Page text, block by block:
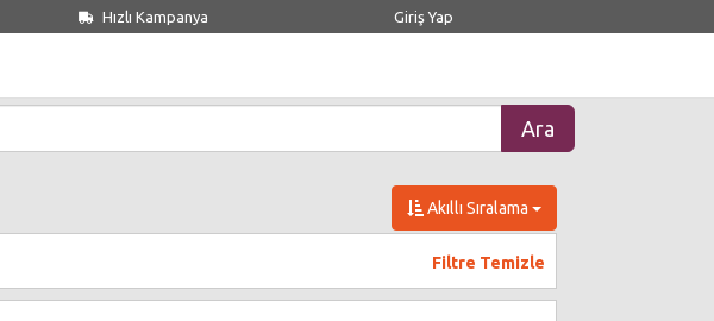
Hızlı Kampanya Giriş Yap
Akıllı Sıralama
Filtre Temizle